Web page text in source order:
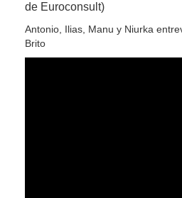
de Euroconsult)
Antonio, Ilias, Manu y Niurka
Brito